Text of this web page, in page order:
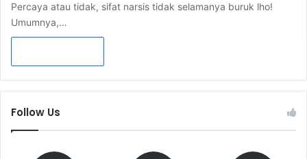
Percaya atau tidak, sifat narsis tidak selamanya buruk lho!
Umumnya,…
Follow Us